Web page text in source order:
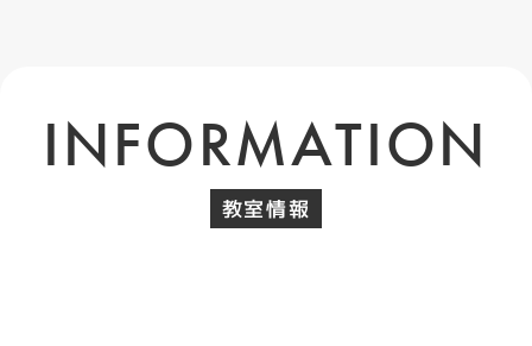
INFORMATION
教室情報